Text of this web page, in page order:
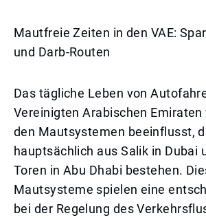
Mautfreie Zeiten in den VAE:
und Darb-Routen
Das tägliche Leben von
Vereinigten Arabischen
den Mautsystemen beeinflusst,
hauptsächlich aus Salik in Dubai
Toren in Abu Dhabi bestehen.
Mautsysteme spielen eine
bei der Regelung des